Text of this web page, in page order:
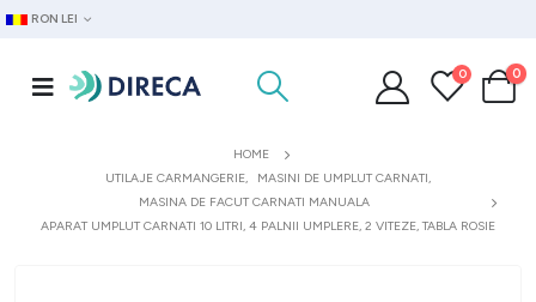
RON LEI
0 0
HOME
UTILAJE CARMANGERIE, MASINI DE UMPLUT CARNATI,
MASINA DE FACUT CARNATI MANUALA
APARAT UMPLUT CARNATI 10 LITRI, 4 PALNII UMPLERE, 2 VITEZE, TABLA ROSIE